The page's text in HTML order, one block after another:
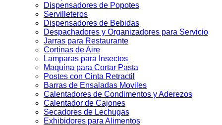
Dispensadores de Popotes
Servilleteros
Dispensadores de Bebidas
Despachadores y Organizadores para Servicio
Jarras para Restaurante
Cortinas de Aire
Lamparas para Insectos
Maquina para Cortar Pasta
Postes con Cinta Retractil
Barras de Ensaladas Moviles
Calentadores de Condimentos y Aderezos
Calentador de Cajones
Secadores de Lechugas
Exhibidores para Alimentos